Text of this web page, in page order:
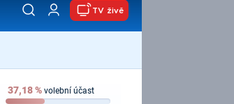
TV živě
37,18% volební účast